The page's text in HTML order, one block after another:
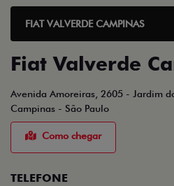
FIAT VALVERDE CAMPINAS
Fiat Valverde
Avenida Amoreiras, 2605 - Jardim
Campinas - São Paulo
Como chegar
TELEFONE